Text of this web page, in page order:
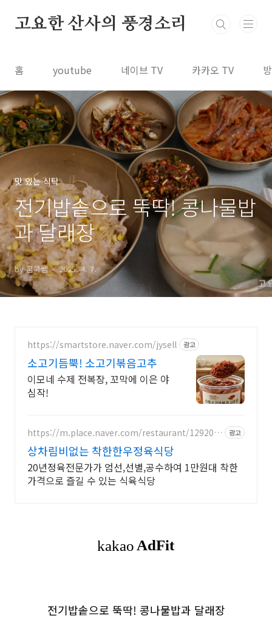
고요한 산사의 풍경소리
홈 youtube 네이브 TV 카카오 TV
맛 있는 식탁
전기밥솥으로 뚝딱! 콩나물밥
과 달래장
by 홈쿡쌤 2025. 4. 7.
https://smartstore.naver.com/jysell 광고
소고기듬뿍! 소고기볶음고추
이모네 수제 전복장, 꼬막에 이은 야
심작!
https://m.place.naver.com/restaurant/129205
광고
상차림비없는 착한한우정육식당
20년정육전문가가 엄선,선별,공수하여 1만원대 착한
가격으로 즐길 수 있는 식육식당
전기밥솥으로 뚝딱! 콩나물밥과 달래장